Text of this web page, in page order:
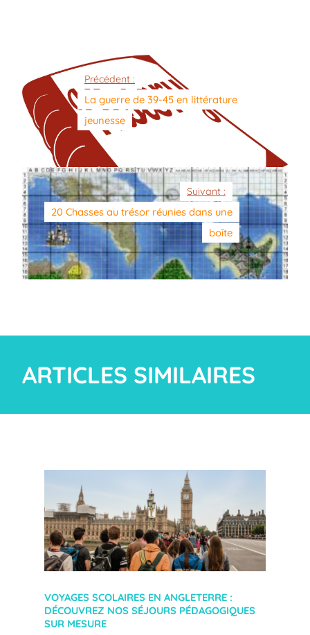
Précédent :
La guerre de 39-45 en littérature
jeunesse
Suivant :
20 Chasses au trésor réunies dans une
boîte
ARTICLES SIMILAIRES
VOYAGES SCOLAIRES EN ANGLETERRE :
DÉCOUVREZ NOS SÉJOURS PÉDAGOGIQUES
SUR MESURE